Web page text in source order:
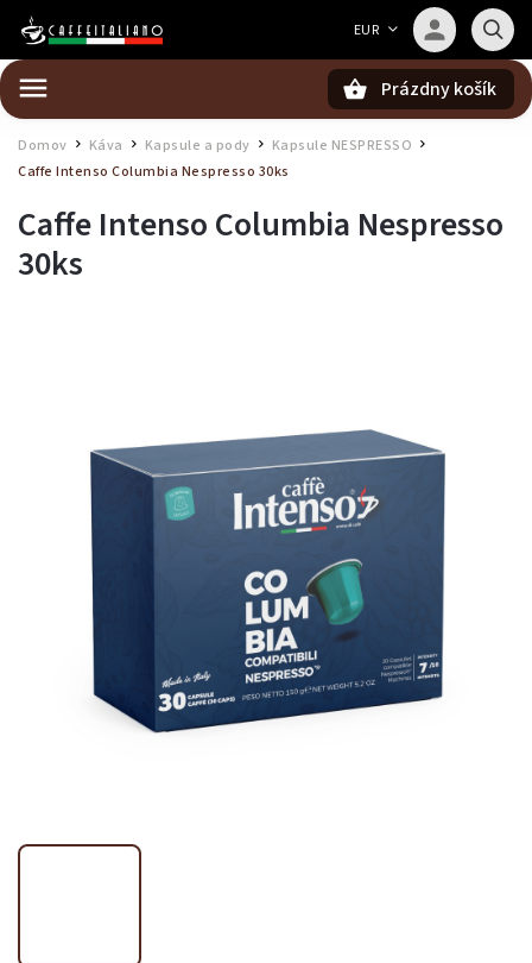
EUR
Prázdny košík
Domov Káva Kapsule a pody Kapsule NESPRESSO /
Caffe Intenso Columbia Nespresso 30ks
Caffe Intenso Columbia Nespresso
30ks
Barista — poradca Caffeitaliano